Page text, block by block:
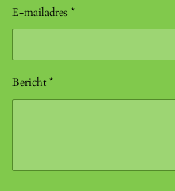
E-mailadres *
Bericht *